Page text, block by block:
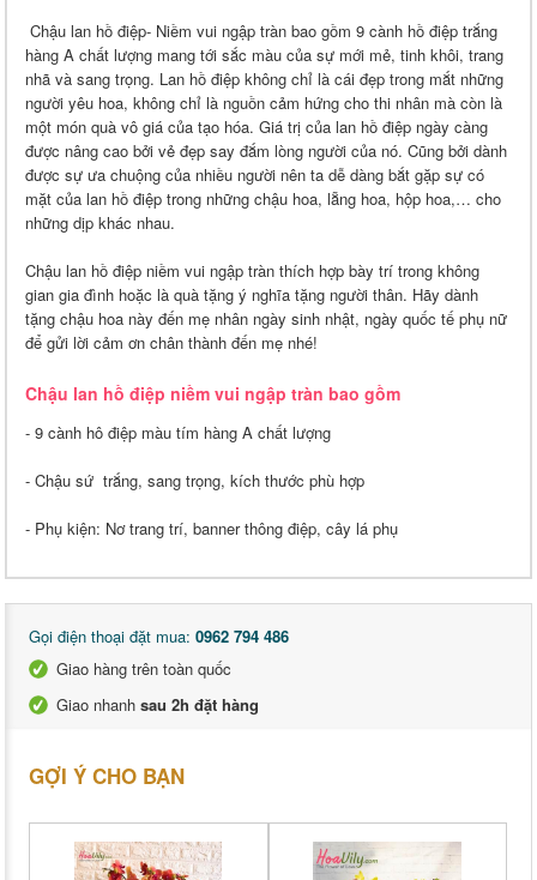
Chậu lan hồ điệp- Niềm vui ngập tràn bao gồm 9 cành hồ điệp trắng
hàng A chất lượng mang tới sắc màu của sự mới mẻ, tinh khôi, trang
nhã và sang trọng. Lan hồ điệp không chỉ là cái đẹp trong mắt những
người yêu hoa, không chỉ là nguồn cảm hứng cho thi nhân mà còn là
một món quà vô giá của tạo hóa. Giá trị của lan hồ điệp ngày càng
được nâng cao bởi vẻ đẹp say đắm lòng người của nó. Cũng bởi dành
được sự ưa chuộng của nhiều người nên ta dễ dàng bắt gặp sự có
mặt của lan hồ điệp trong những chậu hoa, lẵng hoa, hộp hoa,… cho
những dịp khác nhau.
Chậu lan hồ điệp niềm vui ngập tràn thích hợp bày trí trong không
gian gia đình hoặc là quà tặng ý nghĩa tặng người thân. Hãy dành
tặng chậu hoa này đến mẹ nhân ngày sinh nhật, ngày quốc tế phụ nữ
để gửi lời cảm ơn chân thành đến mẹ nhé!
Chậu lan hồ điệp niềm vui ngập tràn bao gồm
- 9 cành hô điệp màu tím hàng A chất lượng
- Chậu sứ trắng, sang trọng, kích thước phù hợp
- Phụ kiện: Nơ trang trí, banner thông điệp, cây lá phụ
Gọi điện thoại đặt mua: 0962 794 486
Giao hàng trên toàn quốc
Giao nhanh sau 2h đặt hàng
GỢI Ý CHO BẠN